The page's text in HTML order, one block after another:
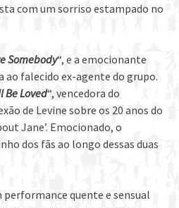
com um sorriso estampado no
Somebody“, e a emocionante
ao falecido ex-agente do grupo.
Be Loved“, vencedora do
de Levine sobre os 20 anos do
Jane’. Emocionado, o
dos fãs ao longo dessas duas
quente e sensual